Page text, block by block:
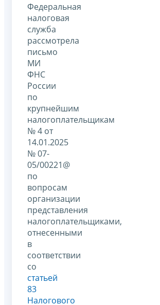
Федеральная
налоговая
служба
рассмотрела
письмо
МИ
ФНС
России
по
крупнейшим
налогоплательщикам
№ 4 от
14.01.2025
№ 07-
05/00221@
по
вопросам
организации
представления
налогоплательщиками,
отнесенными
в
соответствии
со
статьей
83
Налогового